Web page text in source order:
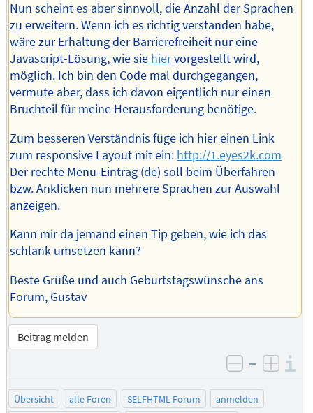
Nun scheint es aber sinnvoll, die Anzahl der Sprachen
zu erweitern. Wenn ich es richtig verstanden habe,
wäre zur Erhaltung der Barrierefreiheit nur eine
Javascript-Lösung, wie sie hiervorgestellt wird,
möglich. Ich bin den Code mal durchgegangen,
vermute aber, dass ich davon eigentlich nur einen
Bruchteil für meine Herausforderung benötige.
Zum besseren Verständnis füge ich hier einen Link
zum responsive Layout mit ein: http://1.eyes2k.com
Der rechte Menu-Eintrag (de) soll beim Überfahren
bzw. Anklicken nun mehrere Sprachen zur Auswahl
anzeigen.
Kann mir da jemand einen Tip geben, wie ich das
schlank umsetzen kann?
Beste Grüße und auch Geburtstagswünsche ans
Forum, Gustav
Beitrag melden
negativ
–
Übersicht alle Foren SELFHTML-Forum
anmelden